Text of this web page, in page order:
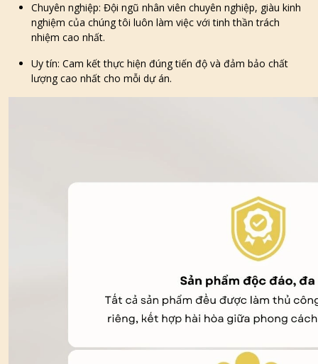
Chuyên nghiệp: Đội ngũ nhân viên chuyên nghiệp, giàu kinh
nghiệm của chúng tôi luôn làm việc với tinh thần trách
nhiệm cao nhất.
Uy tín: Cam kết thực hiện đúng tiến độ và đảm bảo chất
lượng cao nhất cho mỗi dự án.